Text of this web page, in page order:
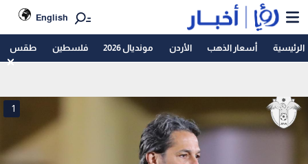
English
الرئيسية أسعار الذهب الأردن مونديال 2026 فلسطين طقس
1